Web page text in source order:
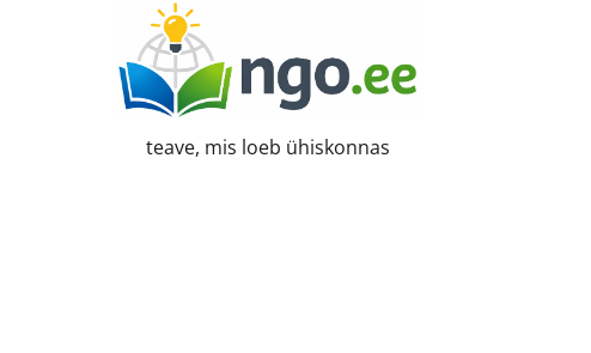
teave, mis loeb ühiskonnas